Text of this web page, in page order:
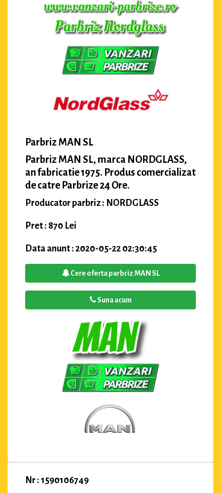
Parbriz MAN SL
Parbriz MAN SL, marca NORDGLASS,
an fabricatie 1975. Produs comercializat
de catre Parbrize 24 Ore.
Producator parbriz : NORDGLASS
Pret : 870 Lei
Data anunt : 2020-05-22 02:30:45
Cere oferta parbriz MAN SL
Suna acum
Nr : 1590106749